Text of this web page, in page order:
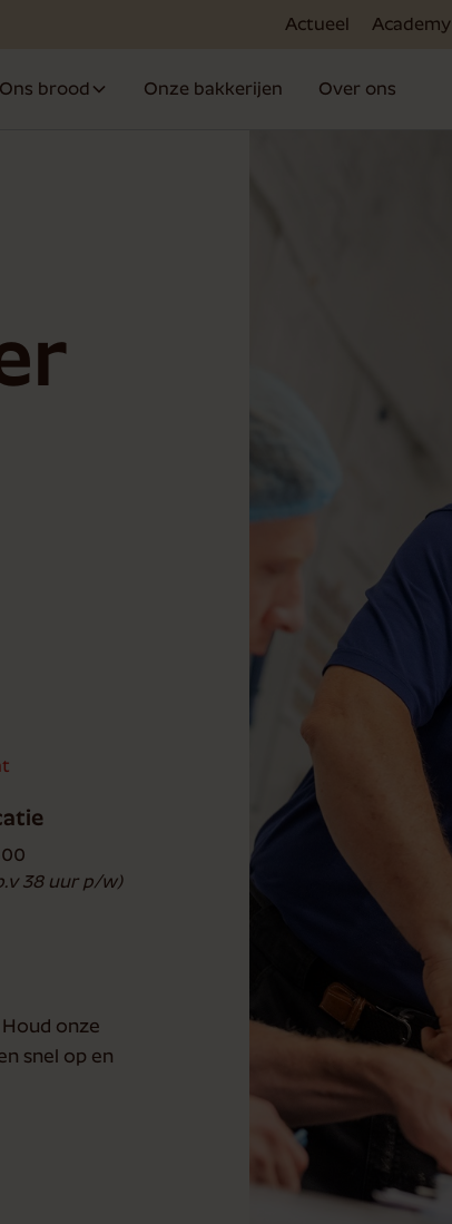
Ons brood Onze bakkerijen Over ons
Actueel Academy
38 uur p/w)
onze
snel op en